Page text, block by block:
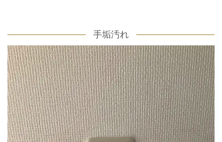
手垢汚れ